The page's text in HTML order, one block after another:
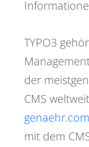
TYPO3
der
CMS
mit dem